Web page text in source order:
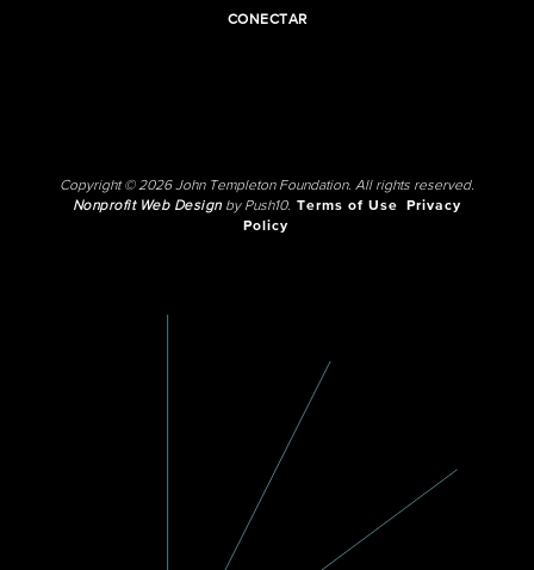
CONECTAR
Copyright © 2026 John Templeton Foundation. All rights reserved.
Nonprofit Web Designby Push10. Terms of Use
Privacy
Policy